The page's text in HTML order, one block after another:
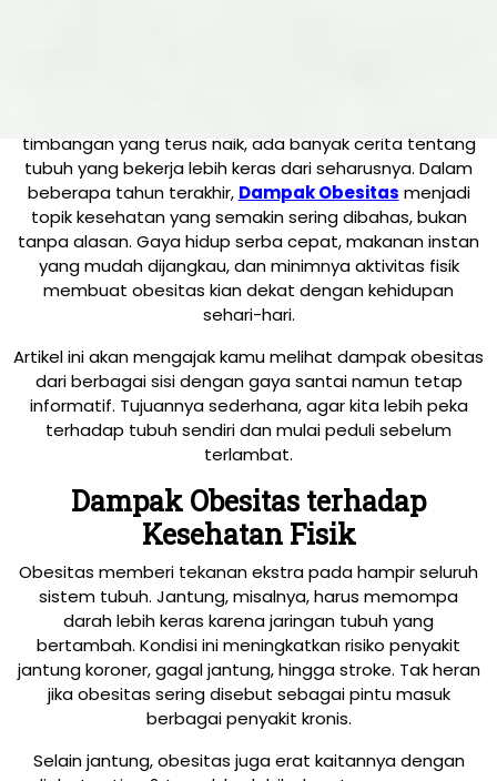
timbangan yang terus naik, ada banyak cerita tentang
tubuh yang bekerja lebih keras dari seharusnya. Dalam
beberapa tahun terakhir, Dampak Obesitas menjadi
topik kesehatan yang semakin sering dibahas, bukan
tanpa alasan. Gaya hidup serba cepat, makanan instan
yang mudah dijangkau, dan minimnya aktivitas fisik
membuat obesitas kian dekat dengan kehidupan
sehari-hari.
Artikel ini akan mengajak kamu melihat dampak obesitas
dari berbagai sisi dengan gaya santai namun tetap
informatif. Tujuannya sederhana, agar kita lebih peka
terhadap tubuh sendiri dan mulai peduli sebelum
terlambat.
Dampak Obesitas terhadap
Kesehatan Fisik
Obesitas memberi tekanan ekstra pada hampir seluruh
sistem tubuh. Jantung, misalnya, harus memompa
darah lebih keras karena jaringan tubuh yang
bertambah. Kondisi ini meningkatkan risiko penyakit
jantung koroner, gagal jantung, hingga stroke. Tak heran
jika obesitas sering disebut sebagai pintu masuk
berbagai penyakit kronis.
Selain jantung, obesitas juga erat kaitannya dengan